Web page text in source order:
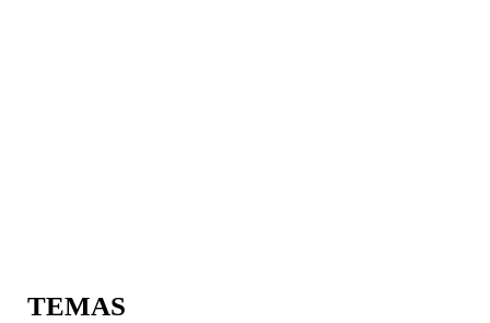
TEMAS